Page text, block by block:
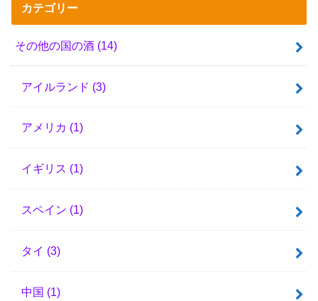
カテゴリー
その他の国の酒 (14)
アイルランド (3)
アメリカ (1)
イギリス (1)
スペイン (1)
タイ (3)
中国 (1)